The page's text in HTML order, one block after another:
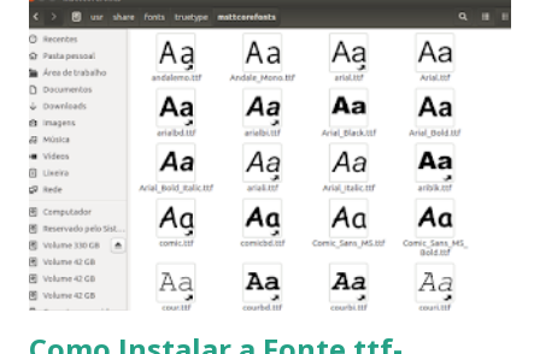
para usuários iniciantes... 1- Atualizar a lista de pacotes: $
sudo apt-get update 2- Atualizar toda a distro: $ sudo apt-
get -f dist-upgrade ou update-manager -d -c 3- Instalar
pacotes: $ sudo apt-get install [nome do pacote] 4-
Procurar arquivos corrompidos: $ sudo apt-get check 5-
Corrigir problemas de dependências, concluir instalação de
pacotes pendentes e outros erros: $ sudo apt-get -f install
6- Se o comando sudo apt-get -f install nã...